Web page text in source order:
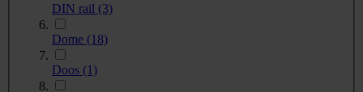
DIN rail (3)
Dome (18)
Doos (1)